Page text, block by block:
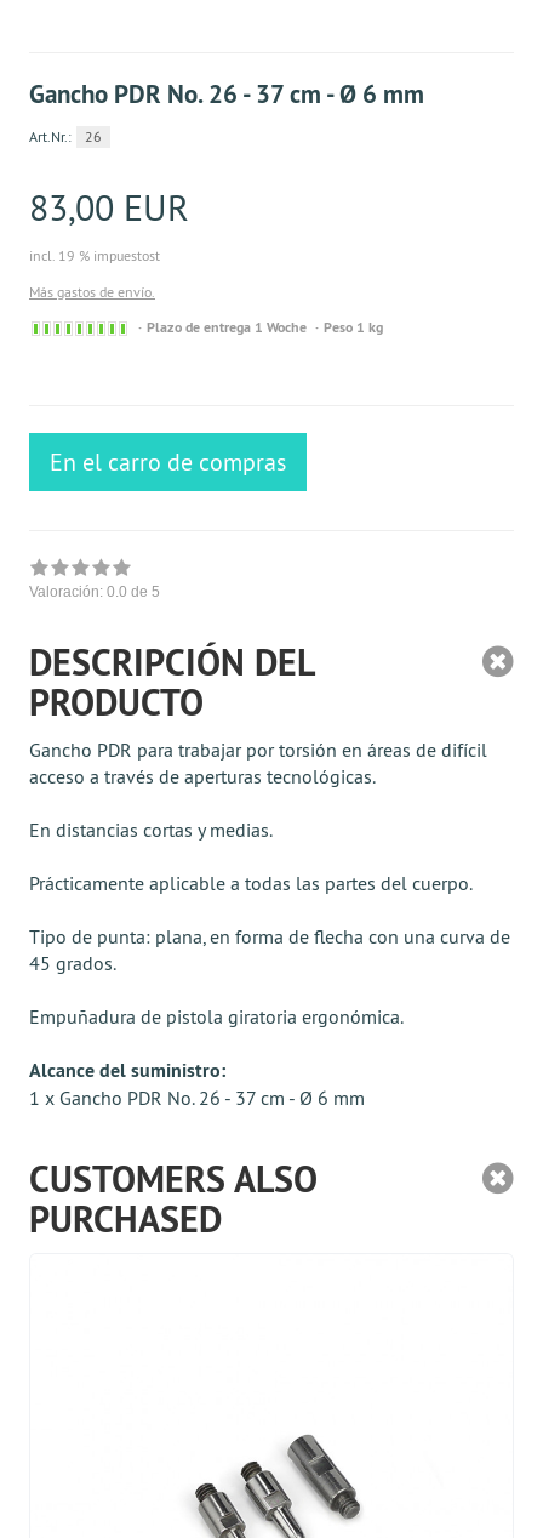
Gancho PDR No. 26 - 37 cm - Ø 6 mm
Art.Nr.: 26
83,00 EUR
incl. 19 % impuestost
Más gastos de envío.
Sofort
Plazo de entrega 1 Woche Peso 1 kg
En el carro de compras
Valoración: 0.0 de 5
DESCRIPCIÓN DEL
PRODUCTO
Gancho PDR para trabajar por torsión en áreas de difícil
acceso a través de aperturas tecnológicas.
En distancias cortas y medias.
Prácticamente aplicable a todas las partes del cuerpo.
Tipo de punta: plana, en forma de flecha con una curva de
45 grados.
Empuñadura de pistola giratoria ergonómica.
Alcance del suministro:
1 x Gancho PDR No. 26 - 37 cm - Ø 6 mm
CUSTOMERS ALSO
PURCHASED